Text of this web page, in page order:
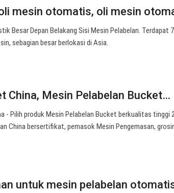
mesin otomatis, oli mesin
Besar Depan Belakang Sisi Mesin Pelabelan. Terdapat
sebagian besar berlokasi di Asia.
China, Mesin Pelabelan Bucket…
- Pilih produk Mesin Pelabelan Bucket berkualitas tinggi
China bersertifikat, pemasok Mesin Pengemasan,
untuk mesin pelabelan